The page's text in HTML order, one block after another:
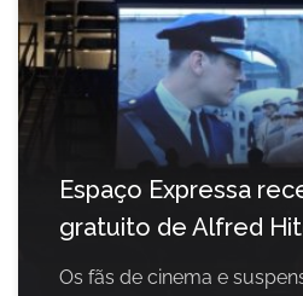
Espaço Expressa
gratuito de Alfred
Os fãs de cinema e